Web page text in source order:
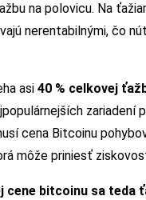
na polovicu. Na
nerentabilnými, čo
asi 40 % celkovej
zariadení
cena Bitcoinu
môže priniesť
cene bitcoinu sa teda